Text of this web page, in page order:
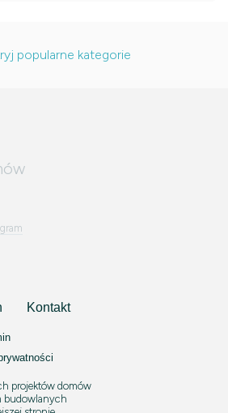
popularne kategorie
Kontakt
projektów domów
budowlanych